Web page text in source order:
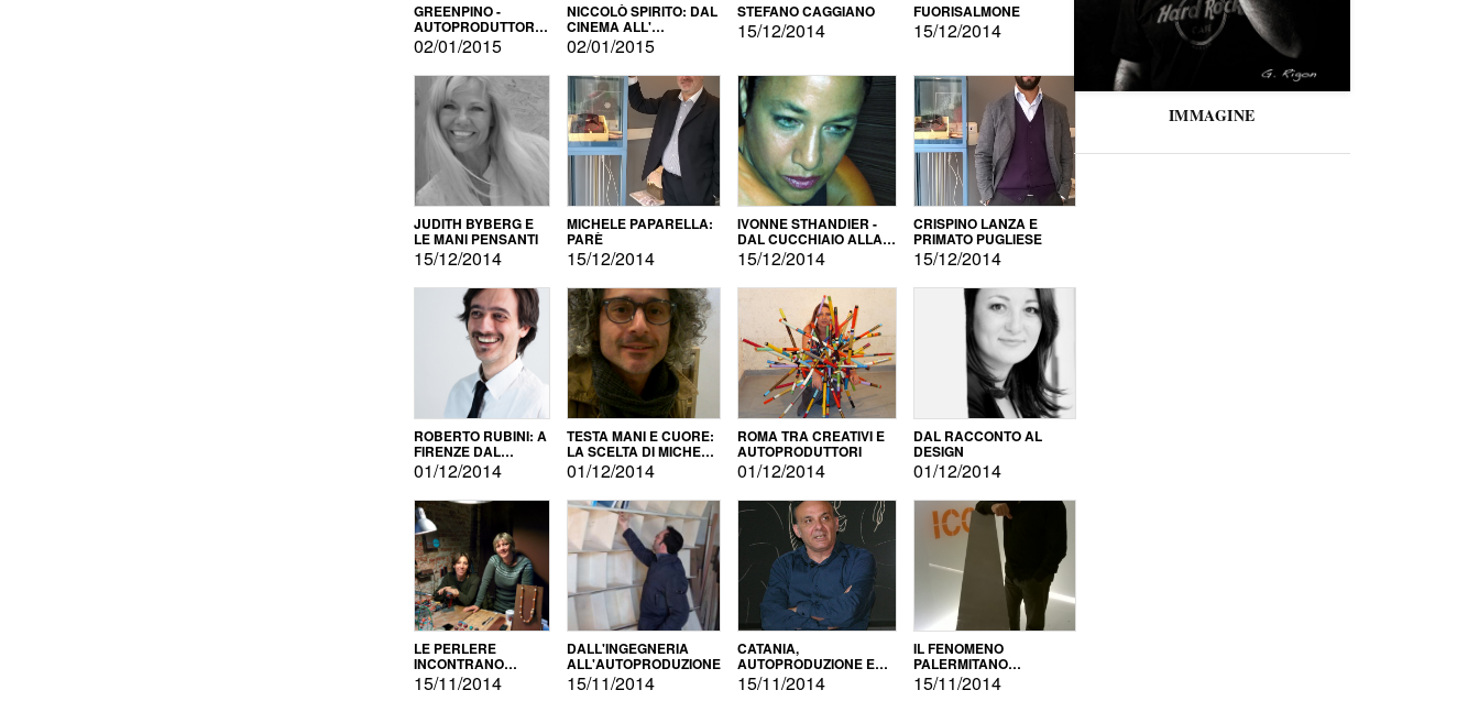
GREENPINO -
AUTOPRODUTTORE
PER AMORE
02/01/2015
NICCOLÒ SPIRITO: DAL
CINEMA ALL'
AUTOPRODUZIONE
02/01/2015
STEFANO CAGGIANO
15/12/2014
FUORISALMONE
15/12/2014
JUDITH BYBERG E
LE MANI PENSANTI
15/12/2014
MICHELE PAPARELLA:
PARÈ
15/12/2014
IVONNE STHANDIER -
DAL CUCCHIAIO ALLA
CITTÀ
15/12/2014
CRISPINO LANZA E
PRIMATO PUGLIESE
15/12/2014
ROBERTO RUBINI: A
FIRENZE DAL
PRODOTTO ALLA
PROMOZIONE
01/12/2014
TESTA MANI E CUORE:
LA SCELTA DI MICHELE
BARBERIO
01/12/2014
ROMA TRA CREATIVI E
AUTOPRODUTTORI
01/12/2014
DAL RACCONTO AL
DESIGN
01/12/2014
LE PERLERE
INCONTRANO
L'AUTOPRODUZIONE
15/11/2014
DALL'INGEGNERIA
ALL'AUTOPRODUZIONE
15/11/2014
CATANIA,
AUTOPRODUZIONE E
COMMERCIALIZZAZIONE
15/11/2014
IL FENOMENO
PALERMITANO
DELL'AUTOPRODUZIONE
15/11/2014
IMMAGINE